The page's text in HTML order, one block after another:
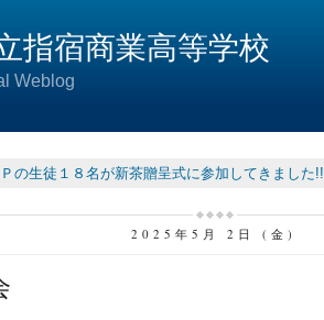
指宿商業高等学校
Weblog
の生徒１８名が新茶贈呈式に参加してきました!!
2025年5月 2日 (金)